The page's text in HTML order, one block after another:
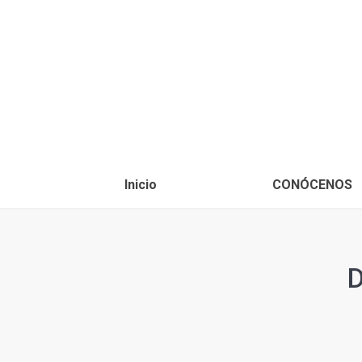
Inicio CONÓCENOS